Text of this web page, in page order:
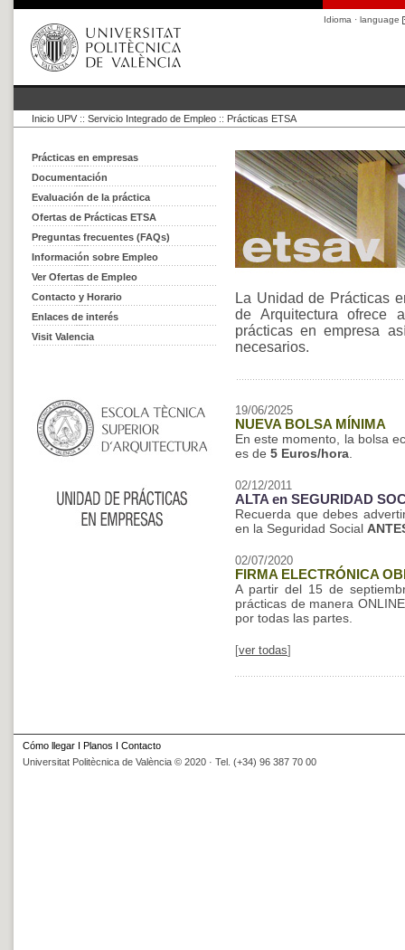
Idioma · language
Inicio UPV :: Servicio Integrado de Empleo :: Prácticas ETSA
Prácticas en empresas
Documentación
Evaluación de la práctica
Ofertas de Prácticas ETSA
Preguntas frecuentes (FAQs)
Información sobre Empleo
Ver Ofertas de Empleo
Contacto y Horario
Enlaces de interés
Visit Valencia
La Unidad de Prácticas
de Arquitectura ofrece
prácticas en empresa
necesarios.
19/06/2025
NUEVA BOLSA MÍNIMA
En este momento, la bolsa
es de 5 Euros/hora
02/12/2011
ALTA en SEGURIDAD
Recuerda que debes
en la Seguridad Social
02/07/2020
FIRMA ELECTRÓNICA
A partir del 15 de
prácticas de manera
por todas las partes.
[ver todas]
Cómo llegar I Planos I Contacto
Universitat Politècnica de València © 2020 · Tel. (+34) 96 387 70 00